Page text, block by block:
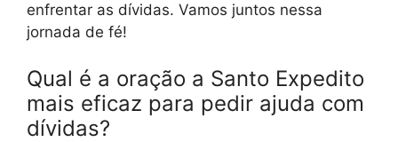
enfrentar as dívidas. Vamos juntos nessa
jornada de fé!
Qual é a oração a Santo Expedito
mais eficaz para pedir ajuda com
dívidas?